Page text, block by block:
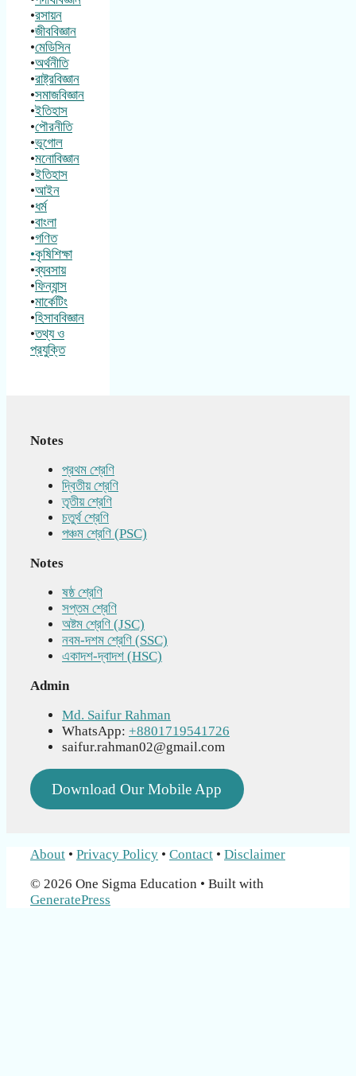
•রসায়ন
•জীববিজ্ঞান
•মেডিসিন
•অর্থনীতি
•রাষ্ট্রবিজ্ঞান
•সমাজবিজ্ঞান
•ইতিহাস
•পৌরনীতি
•ভূগোল
•মনোবিজ্ঞান
•ইতিহাস
•আইন
•ধর্ম
•বাংলা
•গণিত
•কৃষিশিক্ষা
•ব্যবসায়
•ফিন্যান্স
•মার্কেটিং
•হিসাববিজ্ঞান
•তথ্য ও
প্রযুক্তি
Notes
প্রথম শ্রেণি
দ্বিতীয় শ্রেণি
তৃতীয় শ্রেণি
চতুর্থ শ্রেণি
পঞ্চম শ্রেণি (PSC)
Notes
ষষ্ঠ শ্রেণি
সপ্তম শ্রেণি
অষ্টম শ্রেণি (JSC)
নবম-দশম শ্রেণি (SSC)
একাদশ-দ্বাদশ (HSC)
Admin
Md. Saifur Rahman
WhatsApp: +8801719541726
saifur.rahman02@gmail.com
Download Our Mobile App
About • Privacy Policy • Contact • Disclaimer
© 2026 One Sigma Education • Built with
GeneratePress